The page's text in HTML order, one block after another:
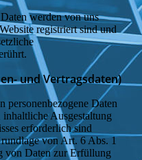
werden von uns
registriert sind und
und Vertragsdaten)
personenbezogene Daten
Ausgestaltung
erforderlich sind
von Art. 6 Abs. 1
von Daten zur Erfüllung